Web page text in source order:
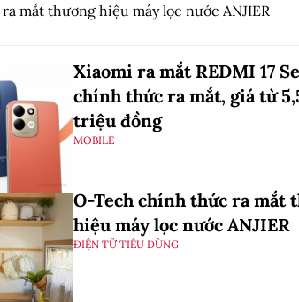
mắt thương hiệu máy lọc nước ANJIER
Xiaomi ra mắt REDMI 17
chính thức ra mắt, giá từ
triệu đồng
MOBILE
O-Tech chính thức ra mắt
hiệu máy lọc nước ANJIER
ĐIỆN TỬ TIÊU DÙNG